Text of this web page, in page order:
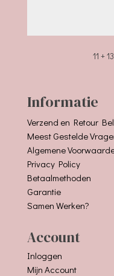
11 + 13
Informatie
Verzend en Retour
Meest Gestelde
Algemene
Privacy Policy
Betaalmethoden
Garantie
Samen Werken?
Account
Inloggen
Mijn Account